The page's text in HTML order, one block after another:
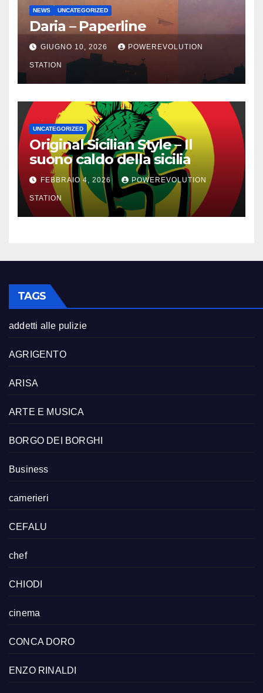
NEWS UNCATEGORIZED
Daria – Paperline
GIUGNO 10, 2026 POWEREVOLUTION
STATION
UNCATEGORIZED
Original Sicilian Style – Il
suono caldo della sicilia
FEBBRAIO 4, 2026 POWEREVOLUTION
STATION
TAGS
addetti alle pulizie
AGRIGENTO
ARISA
ARTE E MUSICA
BORGO DEI BORGHI
Business
camerieri
CEFALU
chef
CHIODI
cinema
CONCA DORO
ENZO RINALDI